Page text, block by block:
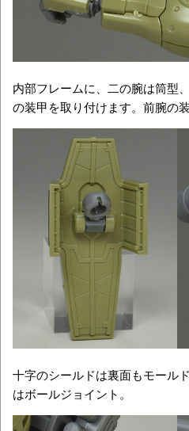
内部フレームに、二の腕は筒型
の装甲を取り付けます。前腕の
十字のシールドは裏面もモール
はボールジョイント。